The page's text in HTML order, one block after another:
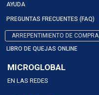
AYUDA
PREGUNTAS FRECUENTES (FAQ)
ARREPENTIMIENTO DE COMPRA
LIBRO DE QUEJAS ONLINE
MICROGLOBAL
EN LAS REDES